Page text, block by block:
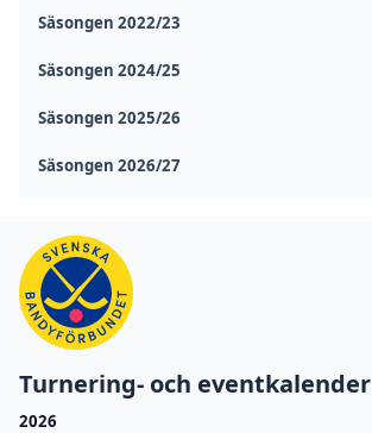
Säsongen 2022/23
Säsongen 2024/25
Säsongen 2025/26
Säsongen 2026/27
Turnering- och eventkalender
2026